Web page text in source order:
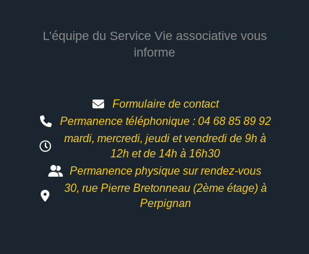
L’équipe du Service Vie associative vous
informe
Formulaire de contact
Permanence téléphonique : 04 68 85 89 92
mardi, mercredi, jeudi et vendredi de 9h à
12h etde 14h à 16h30
Permanence physique sur rendez-vous
30, rue Pierre Bretonneau (2ème étage) à
Perpignan